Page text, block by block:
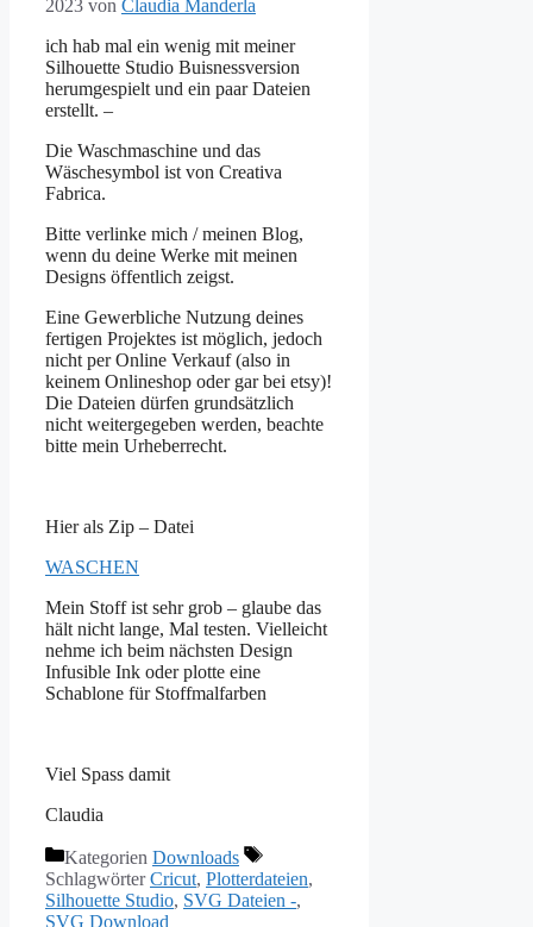
2023 von Claudia Manderla
ich hab mal ein wenig mit meiner
Silhouette Studio Buisnessversion
herumgespielt und ein paar Dateien
erstellt. –
Die Waschmaschine und das
Wäschesymbol ist von Creativa
Fabrica.
Bitte verlinke mich / meinen Blog,
wenn du deine Werke mit meinen
Designs öffentlich zeigst.
Eine Gewerbliche Nutzung deines
fertigen Projektes ist möglich, jedoch
nicht per Online Verkauf (also in
keinem Onlineshop oder gar bei etsy)!
Die Dateien dürfen grundsätzlich
nicht weitergegeben werden, beachte
bitte mein Urheberrecht.
Hier als Zip – Datei
WASCHEN
Mein Stoff ist sehr grob – glaube das
hält nicht lange, Mal testen. Vielleicht
nehme ich beim nächsten Design
Infusible Ink oder plotte eine
Schablone für Stoffmalfarben
Viel Spass damit
Claudia
Kategorien Downloads
SchlagwörterCricut, Plotterdateien,
Silhouette Studio, SVG Dateien -,
SVG Download